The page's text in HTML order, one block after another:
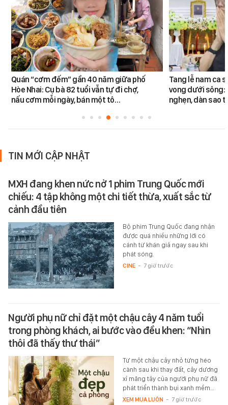
Quán “cơm đếm” gần 40 năm giữa phố
Hòe Nhai: Cụ bà 82 tuổi vẫn tự đi chợ,
nấu cơm mỗi ngày, bán một tô…
Tang lễ nam ca
vong dưới sông:
nghẹn, dàn sao
TIN MỚI CẬP NHẬT
MXH đang khen nức nở 1 phim Trung Quốc mới
chiếu: 4 tập không một chi tiết thừa, xuất sắc từ
cảnh đầu tiên
Bộ phim Trung Quốc đang nhận
được quá nhiều những lời có
cánh từ khán giả ngay sau khi
phát sóng.
CINE - 7 giờ trước
Người phụ nữ chỉ đặt một chậu cây 4 năm tuổi
trong phòng khách, ai bước vào đều khen: “Nhìn
thôi đã thấy thư thái”
Từ một chậu cây nhỏ từng héo
cành sau khi thay đất, cây dương
xỉ măng tây của người phụ nữ đã
phát triển thành bụi xanh mềm…
XEM MUA LUÔN - 7 giờ trước